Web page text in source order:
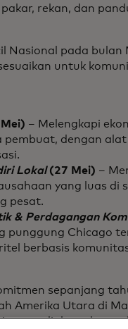
rekan, dan
Nasional pada bulan
untuk
– Melengkapi
pembuat, dengan
Lokal(27 Mei) –
yang luas di
pesat.
& Perdagangan
punggung Chicago
berbasis
sepanjang
Amerika Utara di
menyediakan alat